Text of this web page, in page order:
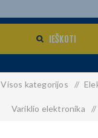
IEŠKOTI
Visos kategorijos /
Variklio elektronika /